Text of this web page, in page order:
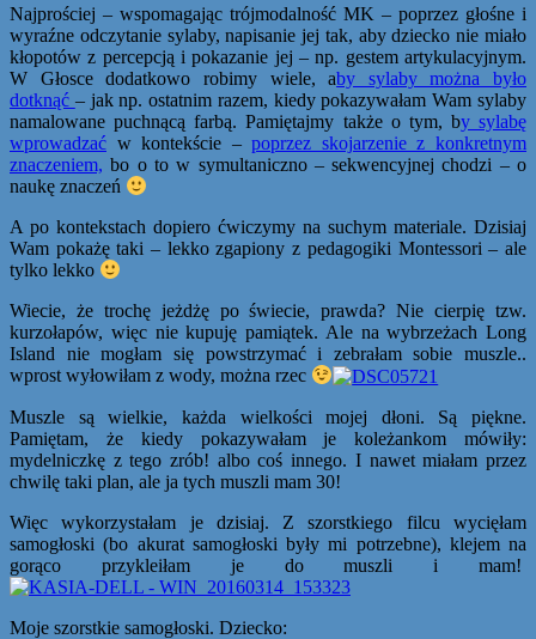
Najprościej – wspomagając trójmodalność MK – poprzez głośne i
wyraźne odczytanie sylaby, napisanie jej tak, aby dziecko nie miało
kłopotów z percepcją i pokazanie jej – np. gestem artykulacyjnym.
W Głosce dodatkowo robimy wiele, aby sylaby można było
dotknąć – jak np. ostatnim razem, kiedy pokazywałam Wam sylaby
namalowane puchnącą farbą. Pamiętajmy także o tym, by sylabę
wprowadzać w kontekście –poprzez skojarzenie z konkretnym
znaczeniem, bo o to w symultaniczno – sekwencyjnej chodzi – o
naukę znaczeń
A po kontekstach dopiero ćwiczymy na suchym materiale. Dzisiaj
Wam pokażę taki – lekko zgapiony z pedagogiki Montessori – ale
tylko lekko
Wiecie, że trochę jeżdżę po świecie, prawda? Nie cierpię tzw.
kurzołapów, więc nie kupuję pamiątek. Ale na wybrzeżach Long
Island nie mogłam się powstrzymać i zebrałam sobie muszle..
wprost wyłowiłam z wody, można rzec
Muszle są wielkie, każda wielkości mojej dłoni. Są piękne.
Pamiętam, że kiedy pokazywałam je koleżankom mówiły:
mydelniczkę z tego zrób! albo coś innego. I nawet miałam przez
chwilę taki plan, ale ja tych muszli mam 30!
Więc wykorzystałam je dzisiaj. Z szorstkiego filcu wycięłam
samogłoski (bo akurat samogłoski były mi potrzebne), klejem na
gorąco przykleiłam je do muszli i mam!
Moje szorstkie samogłoski. Dziecko: